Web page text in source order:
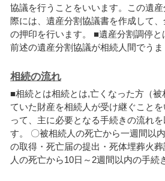
協議を行う こ と をいい ます。 こ の遺産
際には 遺産分割協議書を作成して
の押印を行い ます。 ■遺産分割調停と
前述の遺産分割協議が相続人 間でう ま
相続の流れ
■相続と は相続と は,亡 く なった方 （被
ていた財産を相続人が受け継ぐこ と を
って 、 主に必要と なる手続きの流れを
す。 〇被相続人の死亡から一週 間 以内
の取得 ・ 死亡届の提出 ・ 死体埋葬火葬
人の死亡から10日 ～2週 間 以内の手続